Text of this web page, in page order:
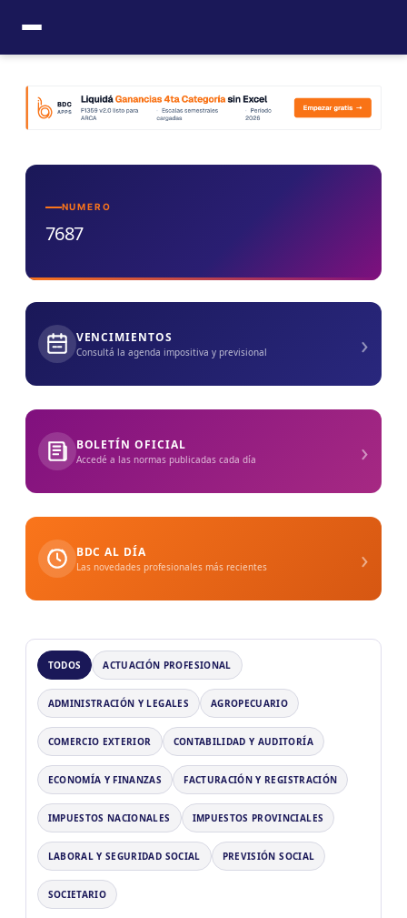
contenido
NUMERO
7687
VENCIMIENTOS
Consultá la agenda impositiva y previsional ›
BOLETÍN OFICIAL
Accedé a las normas publicadas cada día ›
BDC AL DÍA
Las novedades profesionales más recientes ›
TODOS ACTUACIÓN PROFESIONAL
ADMINISTRACIÓN Y LEGALES AGROPECUARIO
COMERCIO EXTERIOR CONTABILIDAD Y AUDITORÍA
ECONOMÍA Y FINANZAS FACTURACIÓN Y REGISTRACIÓN
IMPUESTOS NACIONALES IMPUESTOS PROVINCIALES
LABORAL Y SEGURIDAD SOCIAL PREVISIÓN SOCIAL
SOCIETARIO